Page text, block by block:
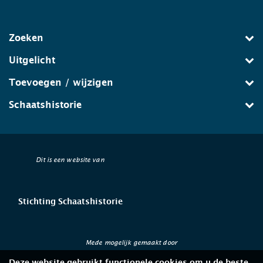
Zoeken
Uitgelicht
Toevoegen / wijzigen
Schaatshistorie
Dit is een website van
Stichting Schaatshistorie
Mede mogelijk gemaakt door